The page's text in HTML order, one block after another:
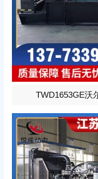
600KW柴油发电机组，
型6缸发动机配套昇丰全
年。标配自启动自保护
TWD1653GE沃